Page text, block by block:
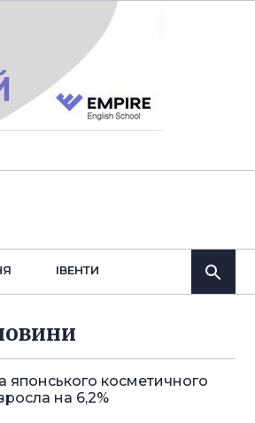
IВЕНТИ
японського косметичного
зросла на 6,2%